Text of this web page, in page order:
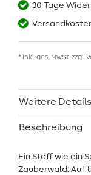
30 Tage
* inkl. ges. MwSt. zzgl.
Weitere Details
Beschreibung
Ein Stoff wie ein
Zauberwald: Auf